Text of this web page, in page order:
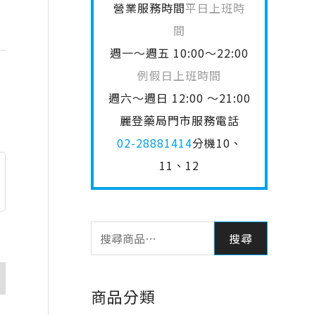
營業服務時間平日上班時
間
週一～週五 10:00～22:00
例假日上班時間
週六～週日 12:00 ～21:00
麗登藥局門市服務電話
02-28881414分機10、
11、12
搜尋
商品分類